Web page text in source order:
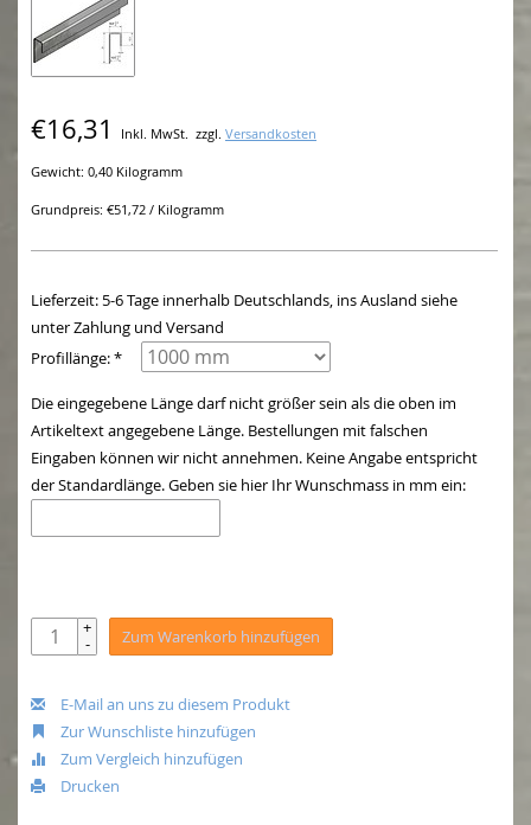
€16,31 Inkl. MwSt. zzgl. Versandkosten
Gewicht: 0,40 Kilogramm
Grundpreis: €51,72 / Kilogramm
Lieferzeit: 5-6 Tage innerhalb Deutschlands, ins Ausland siehe
unter Zahlung und Versand
Profillänge: *
Die eingegebene Länge darf nicht größer sein als die oben im
Artikeltext angegebene Länge. Bestellungen mit falschen
Eingaben können wir nicht annehmen. Keine Angabe entspricht
der Standardlänge. Geben sie hier Ihr Wunschmass in mm ein:
+
- Zum Warenkorb hinzufügen
E-Mail an uns zu diesem Produkt
Zur Wunschliste hinzufügen
Zum Vergleich hinzufügen
Drucken